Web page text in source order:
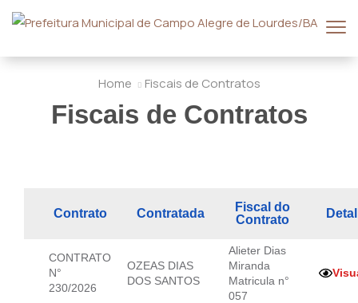
Home Fiscais de Contratos
Fiscais de Contratos
Contrato Contratada
Fiscal do
Contrato
CONTRATO
N°
230/2026
OZEAS DIAS
DOS SANTOS
Alieter Dias
Miranda
Matricula n°
057